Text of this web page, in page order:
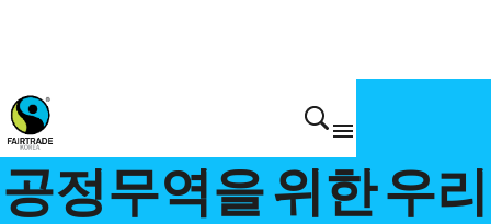
Why 공정무역
공정무역을 위한 우리